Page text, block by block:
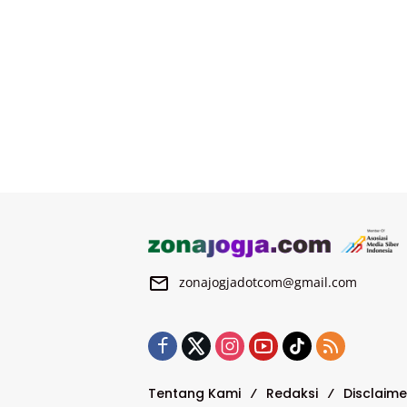
zonajogjadotcom@gmail.com
Tentang Kami Redaksi